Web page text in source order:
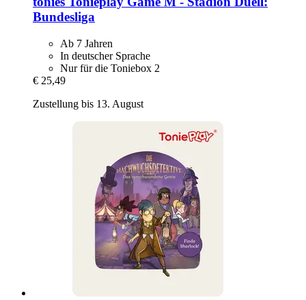
Bundesliga
Ab 7 Jahren
In deutscher Sprache
Nur für die Toniebox 2
€ 25,49
Zustellung bis 13. August